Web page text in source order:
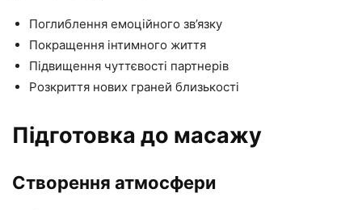
Поглиблення емоційного зв’язку
Покращення інтимного життя
Підвищення чуттєвості партнерів
Розкриття нових граней близькості
Підготовка до масажу
Створення атмосфери